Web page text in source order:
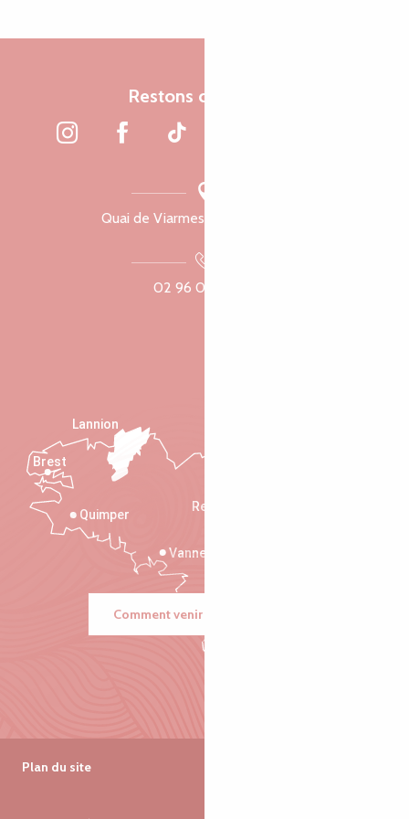
Restons connectés
Quai de Viarmes, 22300 Lannion
02 96 05 60 70
Rennes
Vannes
Quimper
Lannion
Brest
Comment venir ?
Plan du site